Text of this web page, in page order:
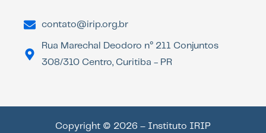
contato@irip.org.br
Rua Marechal Deodoro n° 211 Conjuntos
308/310 Centro, Curitiba - PR
Copyright © 2026 – Instituto IRIP